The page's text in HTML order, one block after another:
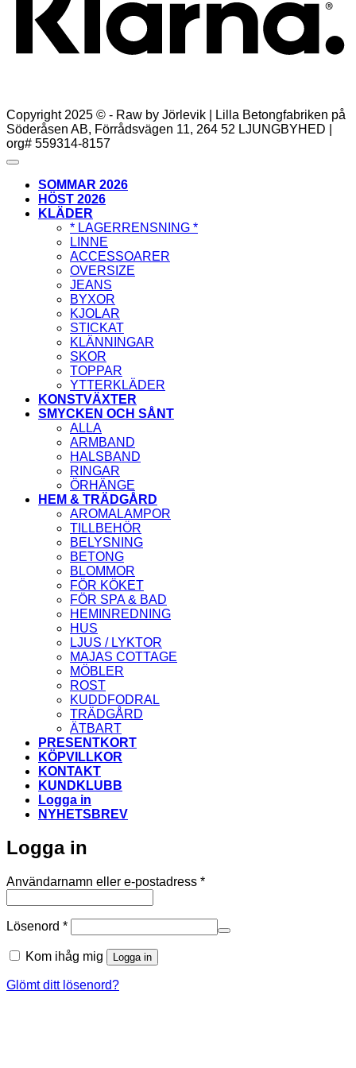
Copyright 2025 © - Raw by Jörlevik | Lilla Betongfabriken på
Söderåsen AB, Förrådsvägen 11, 264 52 LJUNGBYHED |
org# 559314-8157
SOMMAR 2026
HÖST 2026
KLÄDER
* LAGERRENSNING *
LINNE
ACCESSOARER
OVERSIZE
JEANS
BYXOR
KJOLAR
STICKAT
KLÄNNINGAR
SKOR
TOPPAR
YTTERKLÄDER
KONSTVÄXTER
SMYCKEN OCH SÅNT
ALLA
ARMBAND
HALSBAND
RINGAR
ÖRHÄNGE
HEM & TRÄDGÅRD
AROMALAMPOR
TILLBEHÖR
BELYSNING
BETONG
BLOMMOR
FÖR KÖKET
FÖR SPA & BAD
HEMINREDNING
HUS
LJUS / LYKTOR
MAJAS COTTAGE
MÖBLER
ROST
KUDDFODRAL
TRÄDGÅRD
ÄTBART
PRESENTKORT
KÖPVILLKOR
KONTAKT
KUNDKLUBB
Logga in
NYHETSBREV
Logga in
Användarnamn eller e-postadress *Obligatoriskt
Lösenord *Obligatoriskt
Kom ihåg mig Logga in
Glömt ditt lösenord?